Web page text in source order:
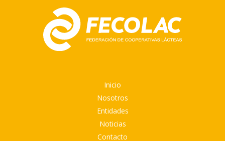
Inicio
Nosotros
Entidades
Noticias
Contacto